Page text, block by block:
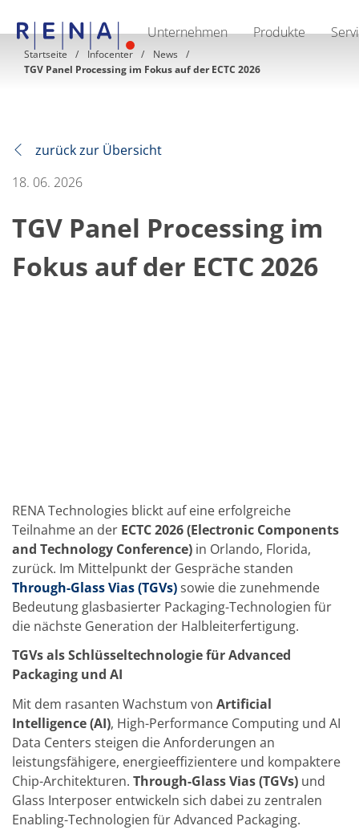
Unternehmen Produkte
EN DE CN
Unternehmen
RENA North America
RENA Shanghai
Halbleiter
Batch-Eintauchen
Batch Spray
Einzelwaferbearbeitung
Laser & Ätzen
Kundenspezifische Lösungen
Rolle zu Rolle
Kunststoffverarbeitung
Service
Service Hotline & Service Stützpunkte
Digital Services
Service Level Agreements
Ersatzteilservice
Upgrades
Training
Technologie
Technologiezentren
Prozesstechnologie
TruEtch - Metallätzung
Fluidjet - Metall-Abhebung
SiEtch – KOH-Ätzen
Ätzen
Texturierung
Galvanik
Innovationen
Startseite Infocenter
News
TGV Panel Processing im Fokus auf der ECTC 2026
zurück zur Übersicht
18. 06. 2026
TGV Panel Processing im
Fokus auf der ECTC 2026
RENA Technologies blickt auf eine erfolgreiche
Teilnahme an der ECTC 2026 (Electronic Components
and Technology Conference) in Orlando, Florida,
zurück. Im Mittelpunkt der Gespräche standen
Through-Glass Vias (TGVs)sowie die zunehmende
Bedeutung glasbasierter Packaging-Technologien für
die nächste Generation der Halbleiterfertigung.
TGVs als Schlüsseltechnologie für Advanced
Packaging und AI
Mit dem rasanten Wachstum von Artificial
Intelligence (AI), High-Performance Computing und AI
Data Centers steigen die Anforderungen an
leistungsfähigere, energieeffizientere und kompaktere
Chip-Architekturen. Through-Glass Vias (TGVs) und
Glass Interposer entwickeln sich dabei zu zentralen
Enabling-Technologien für Advanced Packaging.